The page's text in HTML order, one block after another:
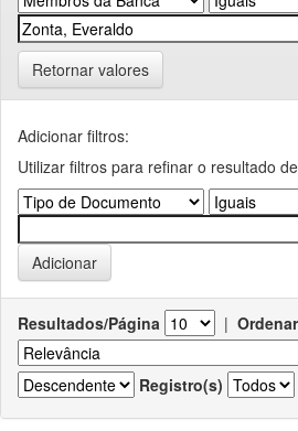
Retornar valores
Adicionar filtros:
Utilizar filtros para refinar o resultado
Resultados/Página |
Registro(s)